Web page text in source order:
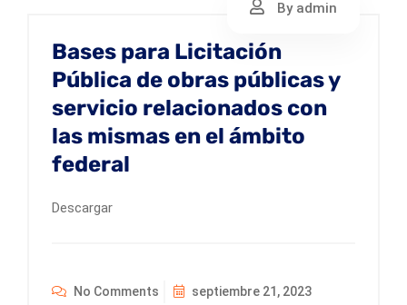
By admin
Bases para Licitación
Pública de obras públicas y
servicio relacionados con
las mismas en el ámbito
federal
Descargar
No Comments septiembre 21, 2023